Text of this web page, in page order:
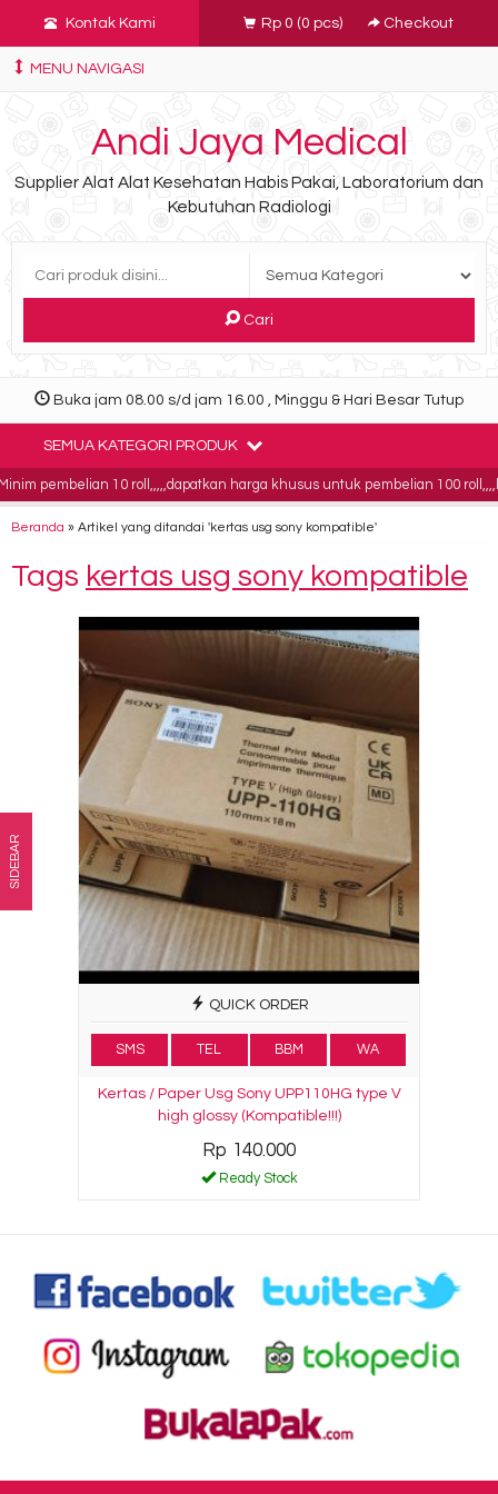
Kontak Kami Rp 0 (0 pcs) Checkout
MENU NAVIGASI
Andi Jaya Medical
Supplier Alat Alat Kesehatan Habis Pakai, Laboratorium dan
Kebutuhan Radiologi
Cari
Buka jam 08.00 s/d jam 16.00 , Minggu & Hari Besar Tutup
SEMUA KATEGORI PRODUK
pembelian 10 roll,,,,,dapatkan harga khusus untuk pembelian 100
Beranda » Artikel yang ditandai 'kertas usg sony kompatible'
Tags kertas usg sony kompatible
QUICK ORDER
SMS TEL BBM WA
Kertas / Paper Usg Sony UPP110HG type V
high glossy (Kompatible!!!)
Rp 140.000
Ready Stock
SIDEBAR